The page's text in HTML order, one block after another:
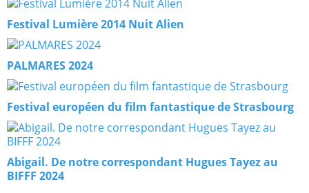
Festival Lumière 2014 Nuit Alien
PALMARES 2024
Festival européen du film fantastique de Strasbourg
Abigail. De notre correspondant Hugues Tayez au
BIFFF 2024